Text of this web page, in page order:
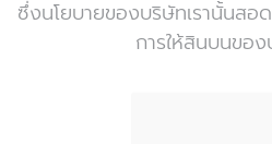
ซึ่งนโยบายของบริษัทเรานั้นส
การให้สินบนของ